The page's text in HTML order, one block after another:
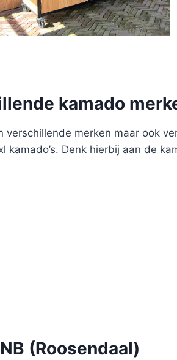
kamado
merken maar ook
Denk hierbij aan de
(Roosendaal)